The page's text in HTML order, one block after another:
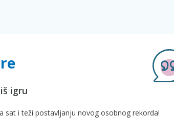
igru
sat i teži postavljanju novog osobnog rekorda!